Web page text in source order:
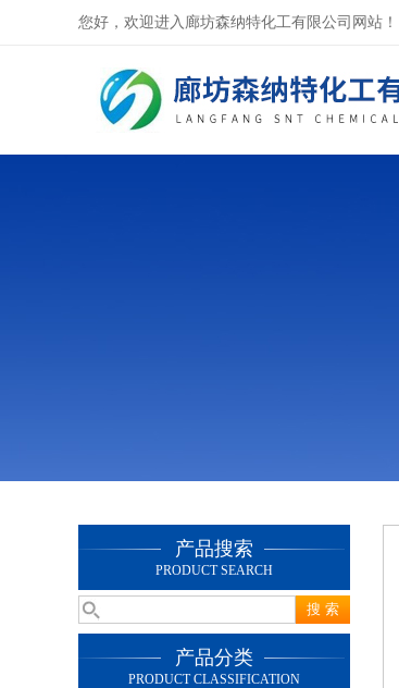
您好，欢迎进入廊坊森纳特化工有限公司网站！
产品搜索
PRODUCT SEARCH
产品分类
PRODUCT CLASSIFICATION